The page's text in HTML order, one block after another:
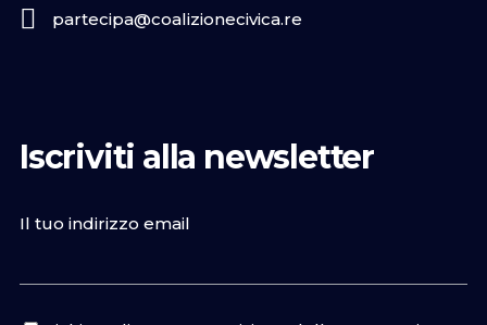
partecipa@coalizionecivica.re
Iscriviti alla newsletter
Il tuo indirizzo email